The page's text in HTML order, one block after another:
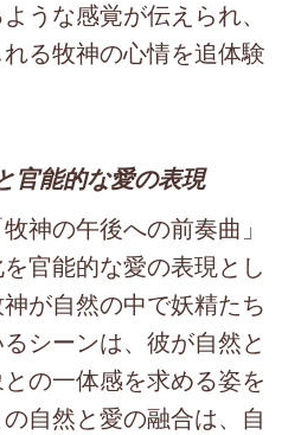
うな感覚が伝えられ、
る牧神の心情を追体験
官能的な愛の表現
神の午後への前奏曲」
官能的な愛の表現とし
が自然の中で妖精たち
シーンは、彼が自然と
の一体感を求める姿を
自然と愛の融合は、自